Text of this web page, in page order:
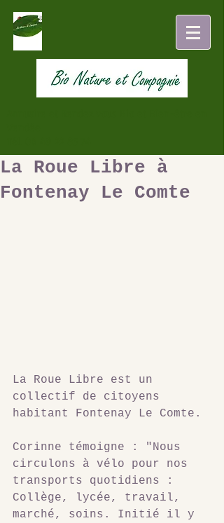
La Roue Libre à
Fontenay Le Comte
La Roue Libre est un
collectif de citoyens
habitant Fontenay Le Comte.
Corinne témoigne : "Nous
circulons à vélo pour nos
transports quotidiens :
Collège, lycée, travail,
marché, soins. Initié il y